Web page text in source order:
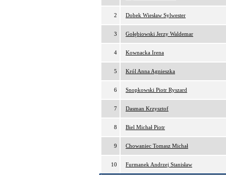
2 Dobek Wiesław Sylwester
3 Gołębiowski Jerzy Waldemar
4 Kownacka Irena
5 Król Anna Agnieszka
6 Snopkowski Piotr Ryszard
7 Dasman Krzysztof
8 Biel Michał Piotr
9 Chowaniec Tomasz Michał
10 Furmanek Andrzej Stanisław